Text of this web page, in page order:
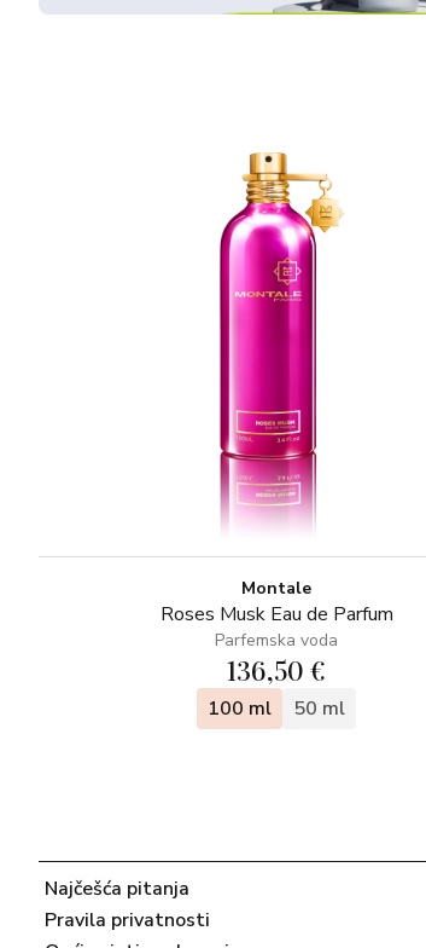
Montale
Roses Musk Eau de Parfum
Parfemska voda
136,50 €
100 ml 50 ml
Najčešća pitanja
Pravila privatnosti